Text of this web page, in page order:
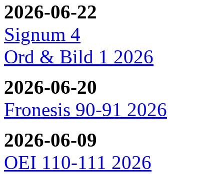
2026-06-22
Signum 4
Ord & Bild 1 2026
2026-06-20
Fronesis 90-91 2026
2026-06-09
OEI 110-111 2026